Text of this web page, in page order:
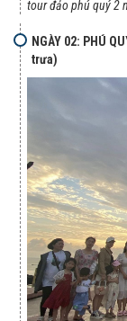
tour đảo phú quý 2
NGÀY 02: PHÚ
trưa)